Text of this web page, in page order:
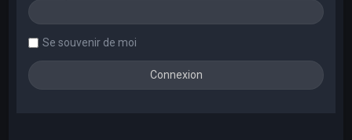
Se souvenir de moi